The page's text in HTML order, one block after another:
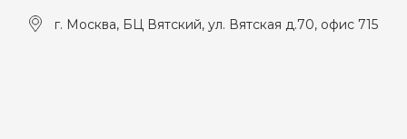
г. Москва, БЦ Вятский, ул. Вятская д.70, офис 715